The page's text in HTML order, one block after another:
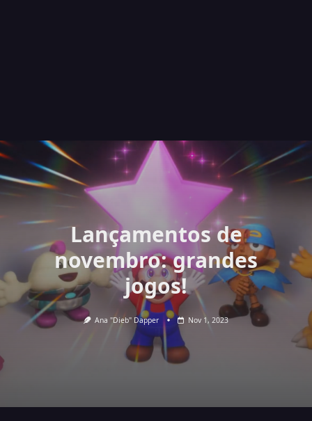
Lançamentos de
novembro: grandes
jogos!
Ana "Dieb" Dapper Nov 1, 2023